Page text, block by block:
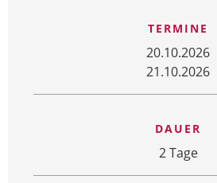
TERMINE
20.10.2026
21.10.2026
DAUER
2 Tage